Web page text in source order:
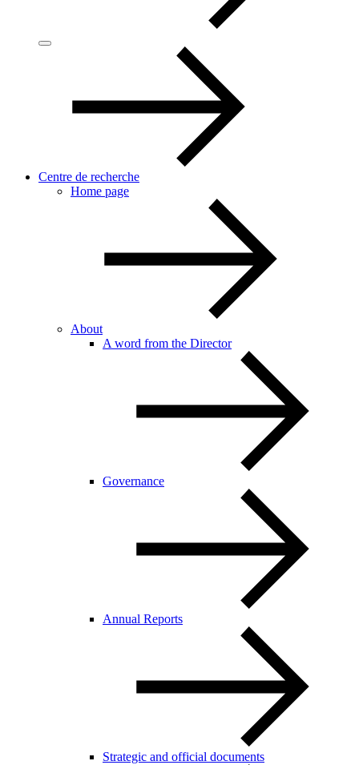
Centre de recherche
Home page
About
A word from the Director
Governance
Annual Reports
Strategic and official documents